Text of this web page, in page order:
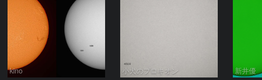
kino 小犬のプロキオン 新井優